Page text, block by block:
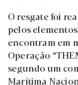
O resgate foi
pelos
encontram em
Operação
segundo um
Marítima